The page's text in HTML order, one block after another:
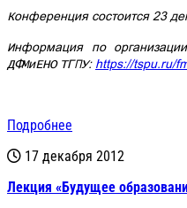
Конференция состоится 23
Информация по
ДФМиЕНО ТГПУ: https://tspu.ru/
Подробнее
17 декабря 2012
Лекция «Будущее